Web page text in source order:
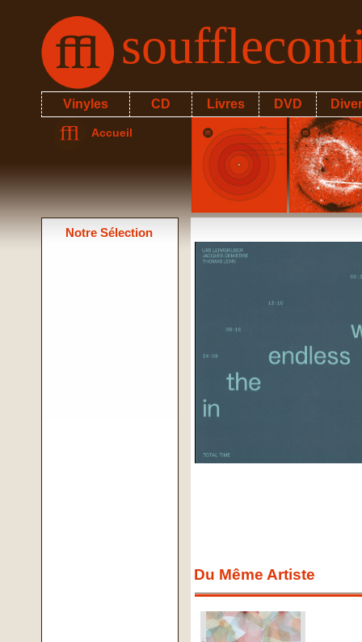
Vinyles CD Livres DVD
Accueil
Notre Sélection
Du Même Artiste